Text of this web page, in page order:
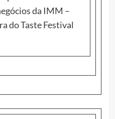
da IMM –
do Taste Festival